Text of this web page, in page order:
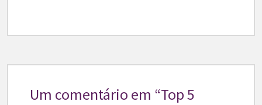
Um comentário em “Top 5